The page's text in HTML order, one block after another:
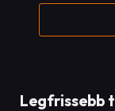
Legfrissebb